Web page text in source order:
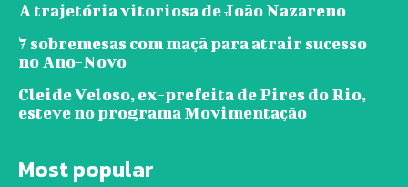
A trajetória vitoriosa de João Nazareno
7 sobremesas com maçã para atrair sucesso
no Ano-Novo
Cleide Veloso, ex-prefeita de Pires do Rio,
esteve no programa Movimentação
Most popular